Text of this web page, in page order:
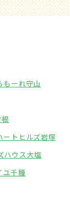
もーれ守山
ートヒルズ岩塚
ハウス大塩
ユ千種